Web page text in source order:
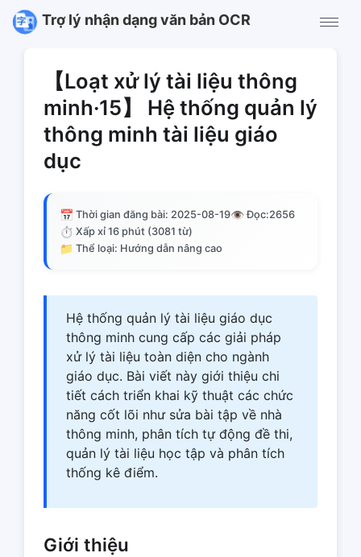
Trợ lý nhận dạng văn bản OCR
【Loạt xử lý tài liệu thông
minh·15】 Hệ thống quản lý
thông minh tài liệu giáo
dục
📅 Thời gian đăng bài: 2025-08-19👁️ Đọc:2656
⏱️ Xấp xỉ 16 phút (3081 từ)
📁 Thể loại: Hướng dẫn nâng cao
Hệ thống quản lý tài liệu giáo dục
thông minh cung cấp các giải pháp
xử lý tài liệu toàn diện cho ngành
giáo dục. Bài viết này giới thiệu chi
tiết cách triển khai kỹ thuật các chức
năng cốt lõi như sửa bài tập về nhà
thông minh, phân tích tự động đề thi,
quản lý tài liệu học tập và phân tích
thống kê điểm.
Giới thiệu